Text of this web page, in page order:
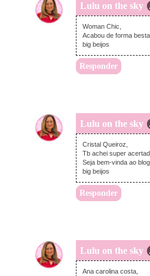
Lulu on the sky
Woman Chic,
Acabou de forma
big beijos
Responder
Lulu on the sky
Cristal Queiroz,
Tb achei super
Seja bem-vinda ao blog.
big beijos
Responder
Lulu on the sky
Ana carolina costa,